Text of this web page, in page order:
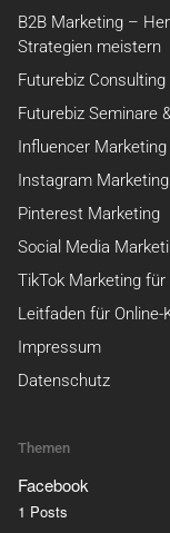
B2B Marketing –
Strategien meistern
Futurebiz Consulting
Futurebiz Seminare
Influencer Marketing
Instagram Marketing
Pinterest Marketing
Social Media
TikTok Marketing
Leitfaden für Online-
Impressum
Datenschutz
Themen
Facebook
1 Posts